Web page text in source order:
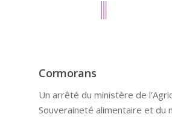
Cormorans
Un arrêté du ministère de
Souveraineté alimentaire et du